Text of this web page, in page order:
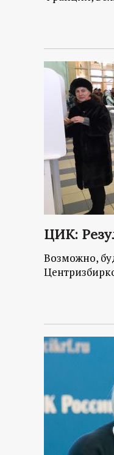
ЦИК:
Возможно,